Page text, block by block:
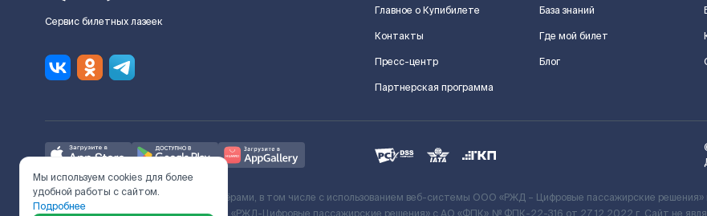
Сервис билетных лазеек
Главное о Купибилете
Контакты
Пресс-центр
Партнерская программа
База знаний
Где мой билет
Блог
Ж/Д билеты предоставляются партнёрами, в том числе с использованием веб-системы ООО «РЖД – Цифровые пассажирские
Мы используем cookies для более
удобной работы с сайтом.
Подробнее